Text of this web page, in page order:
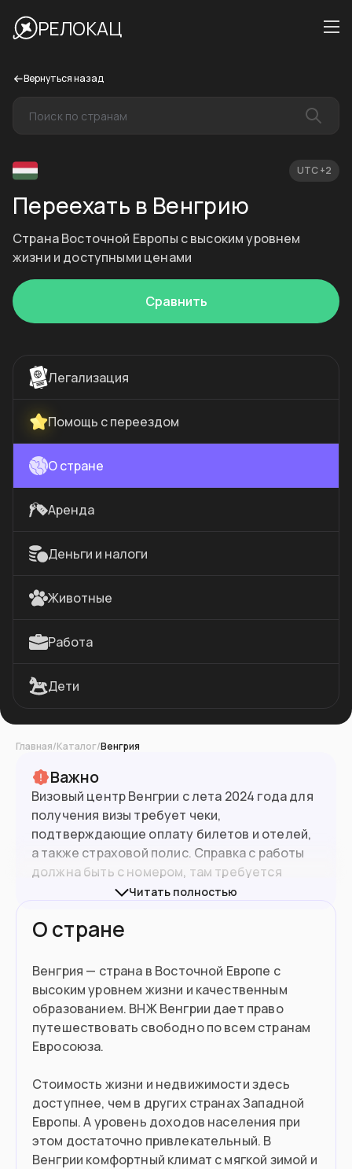
РЕЛОКАЦ
Вернуться назад
UTC +2
Переехать в Венгрию
Страна Восточной Европы с высоким уровнем
жизни и доступными ценами
Сравнить
Легализация
Помощь с переездом
О стране
Аренда
Деньги и налоги
Животные
Работа
Дети
Главная/Каталог/Венгрия
Важно
Визовый центр Венгрии с лета 2024 года для
получения визы требует чеки,
подтверждающие оплату билетов и отелей,
а также страховой полис. Справка с работы
должна быть с номером, там требуется
обязательно указывать информацию про
на сайте визового центра.
При въезде в страны ЕС нужно иметь
биометрический (10-летний) паспорт.
Граждане РФ смогут въехать по 5-летнему,
но каждая ситуация будет оцениваться
индивидуально представителем
Как оформить туристический шенген можно
прочитатьв нашем материале на сайте .
Население 9.7млн
Подойдет вам если
Читать полностью
О стране
Венгрия — страна в Восточной Европе с
высоким уровнем жизни и качественным
образованием. ВНЖ Венгрии дает право
путешествовать свободно по всем странам
Евросоюза.
Стоимость жизни и недвижимости здесь
доступнее, чем в других странах Западной
Европы. А уровень доходов населения при
этом достаточно привлекательный. В
Венгрии комфортный климат с мягкой зимой и